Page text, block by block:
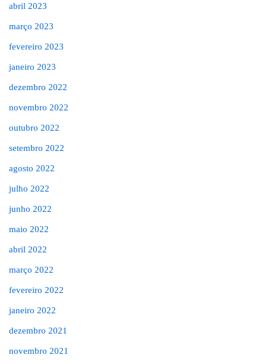
abril 2023
março 2023
fevereiro 2023
janeiro 2023
dezembro 2022
novembro 2022
outubro 2022
setembro 2022
agosto 2022
julho 2022
junho 2022
maio 2022
abril 2022
março 2022
fevereiro 2022
janeiro 2022
dezembro 2021
novembro 2021